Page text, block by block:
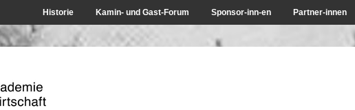
Historie Kamin- und Gast-Forum Sponsor-inn-en Partner-innen